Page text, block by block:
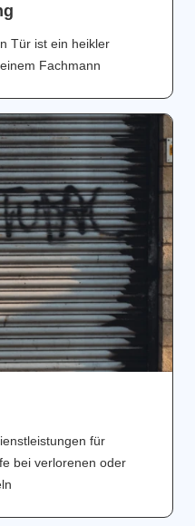
Tür ist ein heikler
Fachmann
für
bei verlorenen oder